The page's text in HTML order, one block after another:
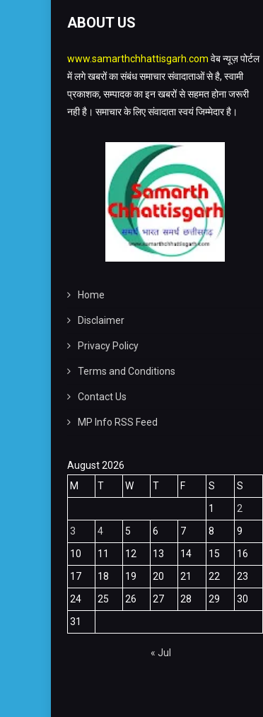
ABOUT US
www.samarthchhattisgarh.com वेब न्यूज़ पोर्टल
में लगे खबरों का संबंध समाचार संवादाताओं से है, स्वामी
प्रकाशक, सम्पादक का इन खबरों से सहमत होना जरूरी
नही है। समाचार के लिए संवादाता स्वयं जिम्मेदार है।
Home
Disclaimer
Privacy Policy
Terms and Conditions
Contact Us
MP Info RSS Feed
August 2026
M
T W T F S
S
1
2
3
4 5 6 7 8
9
10
11 12 13 14 15
16
17
18 19 20 21 22
23
24
25 26 27 28 29
30
31
« Jul